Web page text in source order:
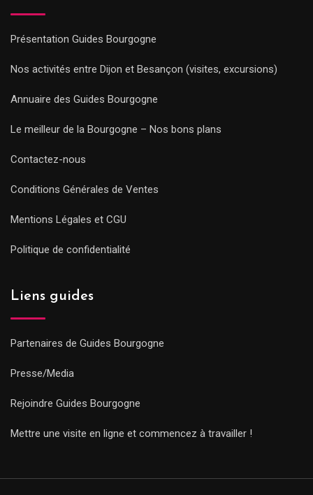
Présentation Guides Bourgogne
Nos activités entre Dijon et Besançon (visites, excursions)
Annuaire des Guides Bourgogne
Le meilleur de la Bourgogne – Nos bons plans
Contactez-nous
Conditions Générales de Ventes
Mentions Légales et CGU
Politique de confidentialité
Liens guides
Partenaires de Guides Bourgogne
Presse/Media
Rejoindre Guides Bourgogne
Mettre une visite en ligne et commencez à travailler !